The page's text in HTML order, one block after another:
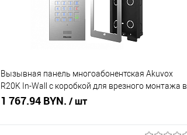
Вызывная панель многоабонентская Akuvox
R20K In-Wall с коробкой для врезного монтажа в
комплекте
1 767.94 BYN. / шт